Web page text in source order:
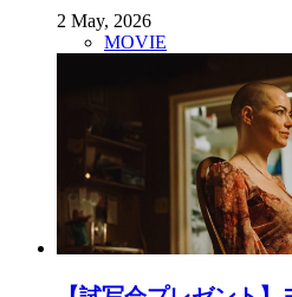
2 May, 2026
MOVIE